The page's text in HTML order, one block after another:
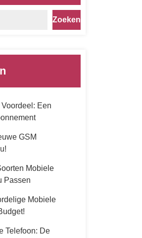
Zoeken
Een
GSM
Mobiele
Passen
Mobiele
Telefoon: De